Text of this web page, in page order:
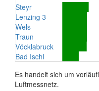
Steyr
Lenzing 3
Wels
Traun
Vöcklabruck
Bad Ischl
Es handelt sich um
Luftmessnetz.